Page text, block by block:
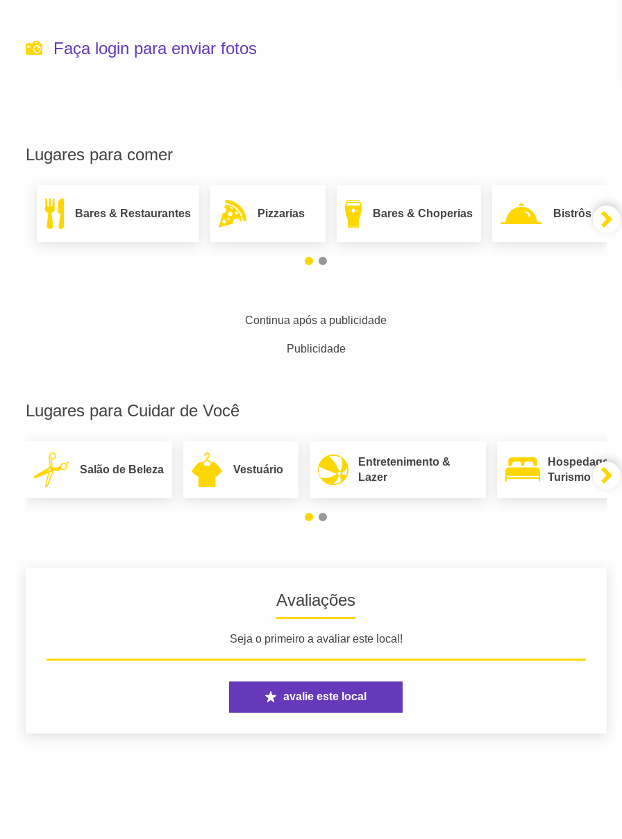
Faça login para enviar fotos
Lugares para comer
Bares & Restaurantes Pizzarias Bares & Choperias Bistrôs
Continua após a publicidade
Publicidade
Lugares para Cuidar de Você
Salão de Beleza Vestuário
Entretenimento &
Lazer
Hospedagem
Turismo
Avaliações
Seja o primeiro a avaliar este local!
avalie este local